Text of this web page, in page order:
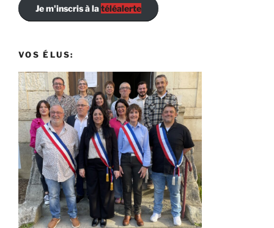
Je m'inscris à latéléalerte
VOS ÉLUS: